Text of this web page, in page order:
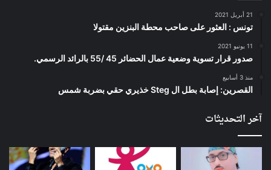
21 أبريل 2021
تونس : العثور على صاحب محطة البنزين مقتولا
11 يونيو 2021
صدور قرار تسوية وضعية عمال الحضائر 45 /55 بالرائد الرسمي.
منذ 3 أسابيع
القصرين: إصابة بطل ال Steg خذيري حقي بضربة شمس
آخر التحديثات